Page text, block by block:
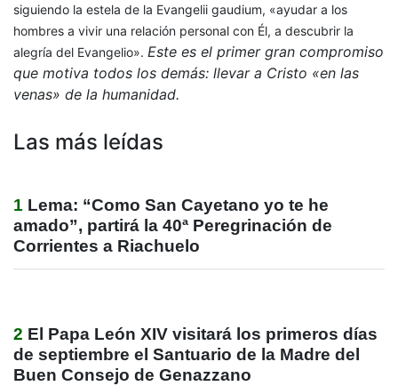
siguiendo la estela de la Evangelii gaudium, «ayudar a los
hombres a vivir una relación personal con Él, a descubrir la
alegría del Evangelio». Este es el primer gran compromiso
que motiva todos los demás: llevar a Cristo «en las
venas» de la humanidad.
Las más leídas
1 Lema: “Como San Cayetano yo te he
amado”, partirá la 40ª Peregrinación de
Corrientes a Riachuelo
2 El Papa León XIV visitará los primeros días
de septiembre el Santuario de la Madre del
Buen Consejo de Genazzano